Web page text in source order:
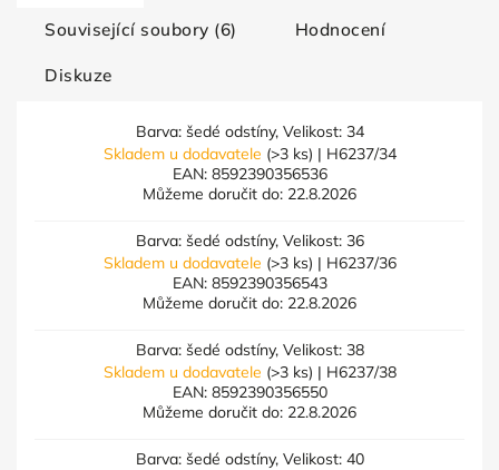
Související soubory (6) Hodnocení
Diskuze
Barva: šedé odstíny, Velikost: 34
Skladem u dodavatele (>3 ks) | H6237/34
EAN: 8592390356536
Můžeme doručit do: 22.8.2026
Barva: šedé odstíny, Velikost: 36
Skladem u dodavatele (>3 ks) | H6237/36
EAN: 8592390356543
Můžeme doručit do: 22.8.2026
Barva: šedé odstíny, Velikost: 38
Skladem u dodavatele (>3 ks) | H6237/38
EAN: 8592390356550
Můžeme doručit do: 22.8.2026
Barva: šedé odstíny, Velikost: 40